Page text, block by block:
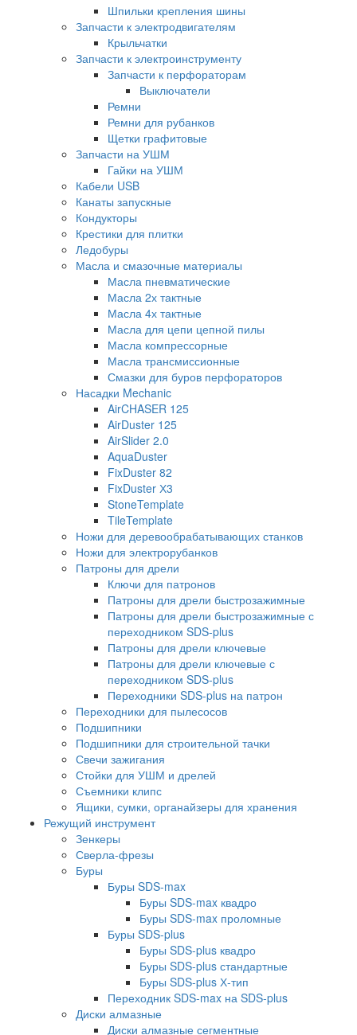
Шпильки крепления шины
Запчасти к электродвигателям
Крыльчатки
Запчасти к электроинструменту
Запчасти к перфораторам
Выключатели
Ремни
Ремни для рубанков
Щетки графитовые
Запчасти на УШМ
Гайки на УШМ
Кабели USB
Канаты запускные
Кондукторы
Крестики для плитки
Ледобуры
Масла и смазочные материалы
Масла пневматические
Масла 2х тактные
Масла 4х тактные
Масла для цепи цепной пилы
Масла компрессорные
Масла трансмиссионные
Смазки для буров перфораторов
Насадки Mechanic
AirCHASER 125
AirDuster 125
AirSlider 2.0
AquaDuster
FixDuster 82
FixDuster Х3
StoneTemplate
TileTemplate
Ножи для деревообрабатывающих станков
Ножи для электрорубанков
Патроны для дрели
Ключи для патронов
Патроны для дрели быстрозажимные
Патроны для дрели быстрозажимные с
переходником SDS-plus
Патроны для дрели ключевые
Патроны для дрели ключевые с
переходником SDS-plus
Переходники SDS-plus на патрон
Переходники для пылесосов
Подшипники
Подшипники для строительной тачки
Свечи зажигания
Стойки для УШМ и дрелей
Съемники клипс
Ящики, сумки, органайзеры для хранения
Режущий инструмент
Зенкеры
Сверла-фрезы
Буры
Буры SDS-max
Буры SDS-max квадро
Буры SDS-max проломные
Буры SDS-plus
Буры SDS-plus квадро
Буры SDS-plus стандартные
Буры SDS-plus Х-тип
Переходник SDS-max на SDS-plus
Диски алмазные
Диски алмазные сегментные